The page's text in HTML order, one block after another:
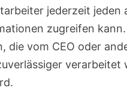
jederzeit
zugreifen
die vom CEO oder
verarbeitet